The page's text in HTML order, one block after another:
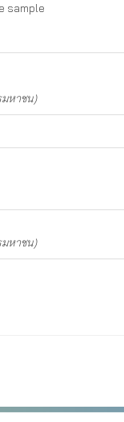
sample
หาชน)
หาชน)